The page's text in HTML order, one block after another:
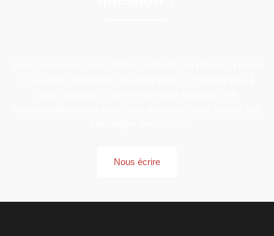
Nous écrire